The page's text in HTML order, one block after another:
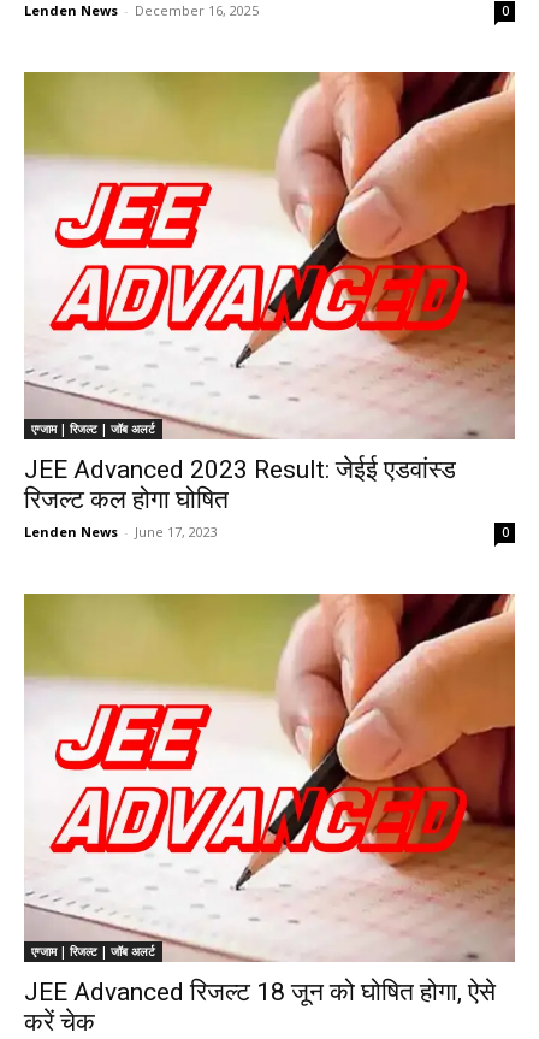
Lenden News - December 16, 2025 0
एग्जाम | रिजल्ट | जॉब अलर्ट
JEE Advanced 2023 Result: जेईई एडवांस्ड
रिजल्ट कल होगा घोषित
Lenden News - June 17, 2023 0
एग्जाम | रिजल्ट | जॉब अलर्ट
JEE Advanced रिजल्ट 18 जून को घोषित होगा, ऐसे
करें चेक